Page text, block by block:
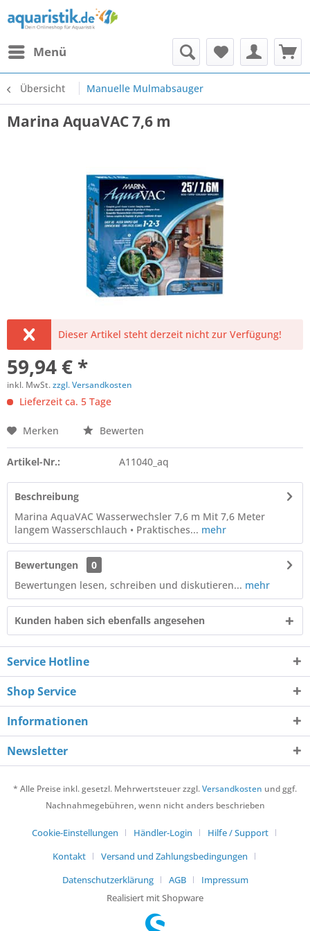
Menü
Übersicht Manuelle Mulmabsauger
Marina AquaVAC 7,6 m
Dieser Artikel steht derzeit nicht zur Verfügung!
59,94 € *
inkl. MwSt.zzgl. Versandkosten
Lieferzeit ca. 5 Tage
Merken Bewerten
Artikel-Nr.: A11040_aq
Beschreibung
Marina AquaVAC Wasserwechsler 7,6 m Mit 7,6 Meter
langem Wasserschlauch • Praktisches... mehr
Bewertungen
0
Bewertungen lesen, schreiben und diskutieren... mehr
Kunden haben sich ebenfalls angesehen
Service Hotline
Shop Service
Informationen
Newsletter
* Alle Preise inkl. gesetzl. Mehrwertsteuer zzgl.Versandkosten und ggf.
Nachnahmegebühren, wenn nicht anders beschrieben
Cookie-Einstellungen Händler-Login
Hilfe / Support
Kontakt
Versand und Zahlungsbedingungen
Datenschutzerklärung
AGB
Impressum
Realisiert mit Shopware